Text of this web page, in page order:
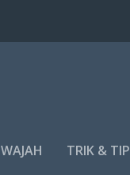
WAJAH TRIK & TIP